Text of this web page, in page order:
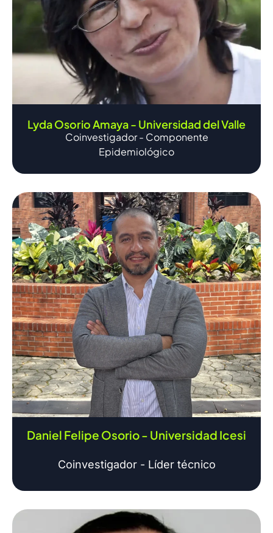
Lyda Osorio Amaya - Universidad del Valle
Coinvestigador - Componente
Epidemiológico
Daniel Felipe Osorio - Universidad Icesi
Coinvestigador - Líder técnico